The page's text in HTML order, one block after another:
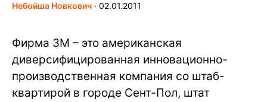
Небойша Новкович ∙ 02.01.2011
Фирма 3M – это американская
диверсифицированная инновационно-
производственная компания со штаб-
квартирой в городе Сент-Пол, штат